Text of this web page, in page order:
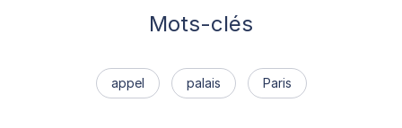
Mots-clés
appel palais Paris